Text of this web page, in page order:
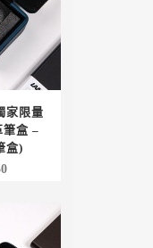
家限量
筆盒 –
盒)
價
圍：